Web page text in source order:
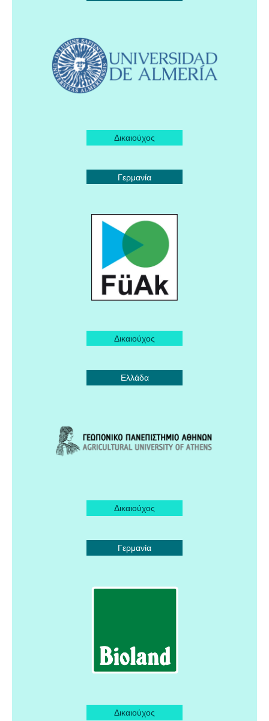
Δικαιούχος
Γερμανία
Δικαιούχος
Ελλάδα
Δικαιούχος
Γερμανία
Δικαιούχος